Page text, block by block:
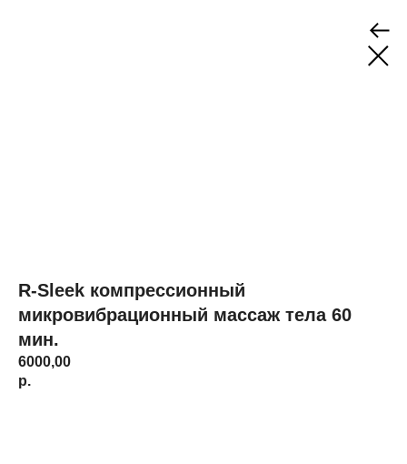
R-Sleek компрессионный
микровибрационный массаж тела 60
мин.
6000,00
р.